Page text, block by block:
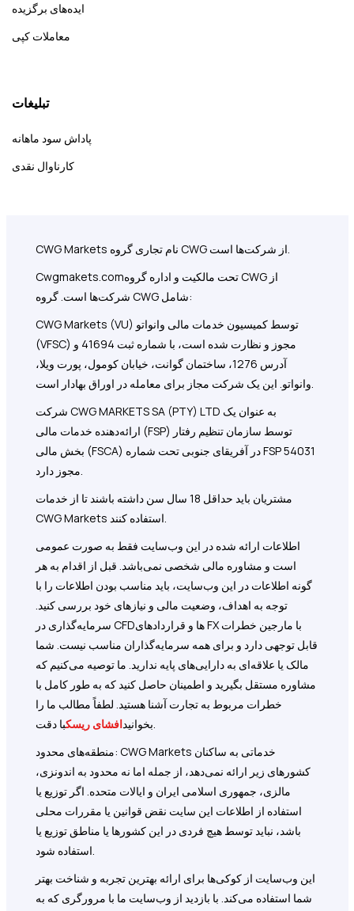
ایده‌های برگزیده
معاملات کپی
تبلیغات
پاداش سود ماهانه
کارناوال نقدی
CWG Markets نام تجاری گروه CWG از شرکت‌ها است.
Cwgmakets.comتحت مالکیت و اداره گروه CWG از
شرکت‌ها است. گروه CWG شامل:
CWG Markets (VU) توسط کمیسیون خدمات مالی وانواتو
(VFSC) مجوز و نظارت شده است، با شماره ثبت 41694 و
آدرس 1276، ساختمان گوانت، خیابان کومول، پورت ویلا،
وانواتو. این یک شرکت مجاز برای معامله در اوراق بهادار است.
شرکت CWG MARKETS SA (PTY) LTD به عنوان یک
ارائه‌دهنده خدمات مالی (FSP) توسط سازمان تنظیم رفتار
بخش مالی (FSCA) در آفریقای جنوبی تحت شماره FSP 54031
مجوز دارد.
مشتریان باید حداقل 18 سال سن داشته باشند تا از خدمات
CWG Markets استفاده کنند.
اطلاعات ارائه شده در این وب‌سایت فقط به صورت عمومی
است و مشاوره مالی شخصی نمی‌باشد. قبل از اقدام به هر
گونه اطلاعات در این وب‌سایت، باید مناسب بودن اطلاعات را با
توجه به اهداف، وضعیت مالی و نیازهای خود بررسی کنید.
سرمایه‌گذاری در CFDها و قراردادهای FX با مارجین خطرات
قابل توجهی دارد و برای همه سرمایه‌گذاران مناسب نیست. شما
مالک یا علاقه‌ای به دارایی‌های پایه ندارید. ما توصیه می‌کنیم که
مشاوره مستقل بگیرید و اطمینان حاصل کنید که به طور کامل با
خطرات مربوط به تجارت آشنا هستید. لطفاً مطالب ما را
بخوانیدافشای ریسک
با دقت.
منطقه‌های محدود: CWG Markets خدماتی به ساکنان
کشورهای زیر ارائه نمی‌دهد، از جمله اما نه محدود به اندونزی،
مالزی، جمهوری اسلامی ایران و ایالات متحده. اگر توزیع یا
استفاده از اطلاعات این سایت نقض قوانین یا مقررات محلی
باشد، نباید توسط هیچ فردی در این کشورها یا مناطق توزیع یا
استفاده شود.
این وب‌سایت از کوکی‌ها برای ارائه بهترین تجربه و شناخت بهتر
شما استفاده می‌کند. با بازدید از وب‌سایت ما با مرورگری که به